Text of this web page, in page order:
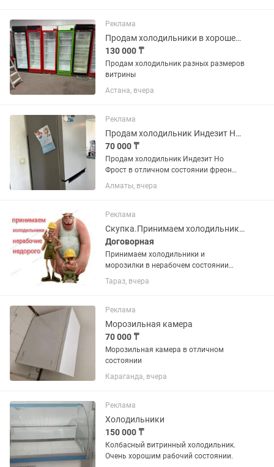
Реклама
Продам холодильники в хорошем состоянии
130 000 ₸
Продам холодильник разных размеров
витрины
Астана, вчера
Реклама
Продам холодильник Индезит Но Фрост
70 000 ₸
Продам холодильник Индезит Но
Фрост в отличном состоянии фреон
норма холодит отлично
Алматы, вчера
Реклама
Скупка.Принимаем холодильники и морозилки в нерабочем состоянии недорого
Договорная
Принимаем холодильники и
морозилки в нерабочем состоянии
недорого. Фотки для оценки можно
присылать . Поможем вынести старую
Тараз, вчера
Реклама
Морозильная камера
70 000 ₸
Морозильная камера в отличном
состоянии
Караганда, вчера
Реклама
Холодильники
150 000 ₸
Колбасный витринный холодильник.
Очень хорошим рабочий состоянии.